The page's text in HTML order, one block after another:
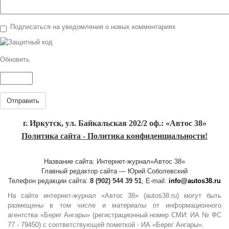
Подписаться на уведомления о новых комментариях
Обновить
Отправить
г. Иркутск, ул. Байкальская 202/2 оф.: «Автос 38»
Политика сайта - Политика конфиденциальности!
Название сайта: Интернет-журнал«Автос 38»
Главный редактор сайта — Юрий Соболевский
Телефон редакции сайта: 8 (902) 544 39 51, E-mail: info@autos38.ru
На сайте интернет-журнал «Автос 38» (autos38.ru) могут быть
размещены в том числе и материалы от информационного
агентства «Берег Ангары» (регистрационный номер СМИ: ИА № ФС
77 - 79450) с соответствующей пометкой - ИА «Берег Ангары».